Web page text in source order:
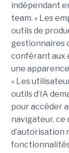
indépendant
team. « Les
outils de
gestionnaires
conférant aux
une
« Les
outils d’IA
pour accéder
navigateur, ce
d’autorisation